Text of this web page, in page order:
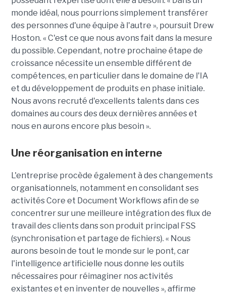
monde idéal, nous pourrions simplement transférer
des personnes d'une équipe à l'autre », poursuit Drew
Hoston. « C'est ce que nous avons fait dans la mesure
du possible. Cependant, notre prochaine étape de
croissance nécessite un ensemble différent de
compétences, en particulier dans le domaine de l'IA
et du développement de produits en phase initiale.
Nous avons recruté d'excellents talents dans ces
domaines au cours des deux dernières années et
nous en aurons encore plus besoin ».
Une réorganisation en interne
L'entreprise procède également à des changements
organisationnels, notamment en consolidant ses
activités Core et Document Workflows afin de se
concentrer sur une meilleure intégration des flux de
travail des clients dans son produit principal FSS
(synchronisation et partage de fichiers). « Nous
aurons besoin de tout le monde sur le pont, car
l'intelligence artificielle nous donne les outils
nécessaires pour réimaginer nos activités
existantes et en inventer de nouvelles », affirme